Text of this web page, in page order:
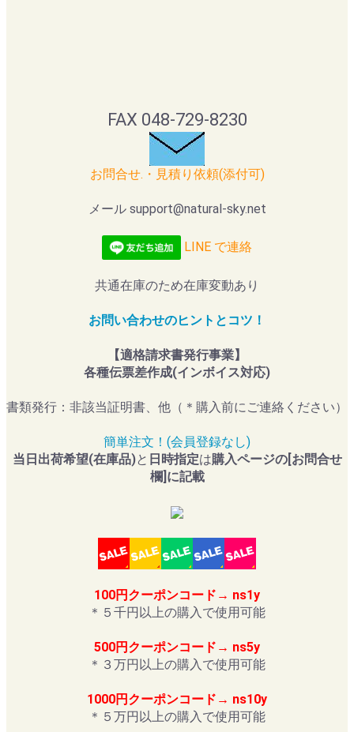
FAX 048-729-8230
お問合せ.・見積り依頼(添付可)
メール support@natural-sky.net
LINE で連絡
共通在庫のため在庫変動あり
お問い合わせのヒントとコツ！
【適格請求書発行事業】
各種伝票差作成(インボイス対応)
書類発行：非該当証明書、他（＊購入前にご連絡ください）
簡単注文！(会員登録なし)
当日出荷希望(在庫品)と 日時指定は購入ページの[お問合せ
欄]に記載
100円クーポンコード→ ns1y
＊５千円以上の購入で使用可能
500円クーポンコード→ ns5y
＊３万円以上の購入で使用可能
1000円クーポンコード→ ns10y
＊５万円以上の購入で使用可能